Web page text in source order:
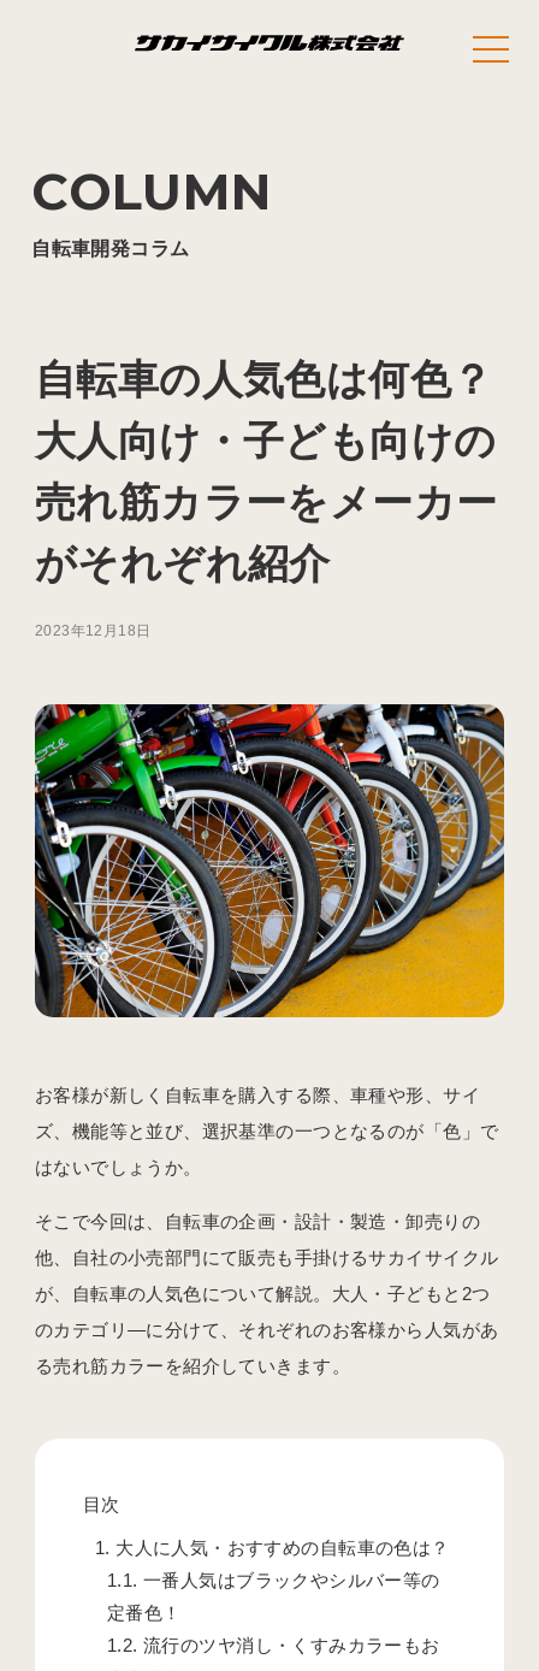
COLUMN
自転車開発コラム
自転車の人気色は何色？
大人向け・子ども向けの
売れ筋カラーをメーカー
がそれぞれ紹介
2023年12月18日
お客様が新しく自転車を購入する際、車種や形、サイ
ズ、機能等と並び、選択基準の一つとなるのが「色」で
はないでしょうか。
そこで今回は、自転車の企画・設計・製造・卸売りの
他、自社の小売部門にて販売も手掛けるサカイサイクル
が、自転車の人気色について解説。大人・子どもと2つ
のカテゴリ―に分けて、それぞれのお客様から人気があ
る売れ筋カラーを紹介していきます。
目次
1. 大人に人気・おすすめの自転車の色は？
1.1. 一番人気はブラックやシルバー等の
定番色！
1.2. 流行のツヤ消し・くすみカラーもお